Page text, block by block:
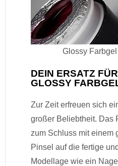
Glossy
DEIN ERSATZ
GLOSSY
Zur Zeit erfreuen sich
großer Beliebtheit. Das
zum Schluss mit einem
Pinsel auf die fertige
Modellage wie ein